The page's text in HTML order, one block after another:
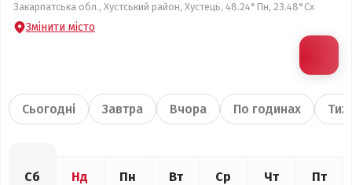
Закарпатська обл., Хустський район, Хустець, 48.24°Пн, 23.48°Сх
Змінити місто
Сьогодні Завтра Вчора По годинах
Сб Нд Пн Вт Ср Чт Пт